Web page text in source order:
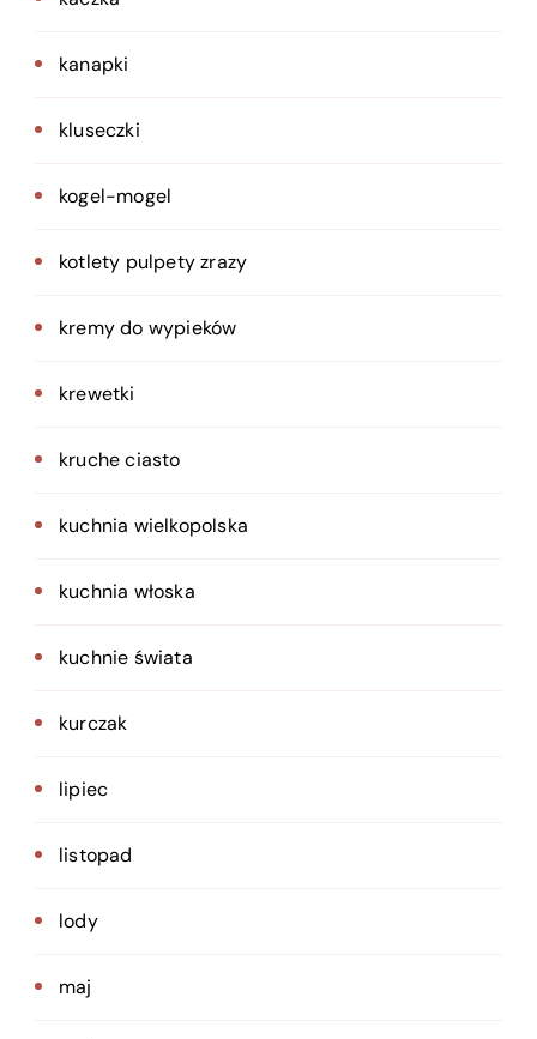
kanapki
kluseczki
kogel-mogel
kotlety pulpety zrazy
kremy do wypieków
krewetki
kruche ciasto
kuchnia wielkopolska
kuchnia włoska
kuchnie świata
kurczak
lipiec
listopad
lody
maj